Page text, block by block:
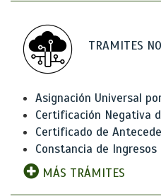
TRAMITES
Asignación Universal
Certificación Negativa
Certificado de
Constancia de
MÁS TRÁMITES